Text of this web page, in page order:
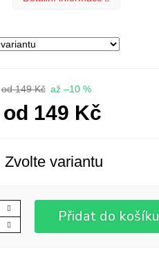
od 149 Kč až –10 %
od 149 Kč
Zvolte variantu
Přidat do košíku